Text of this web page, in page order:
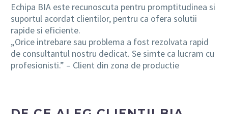
Echipa BIA este recunoscuta pentru promptitudinea si
suportul acordat clientilor, pentru ca ofera solutii
rapide si eficiente.
„Orice intrebare sau problema a fost rezolvata rapid
de consultantul nostru dedicat. Se simte ca lucram cu
profesionisti.” – Client din zona de productie